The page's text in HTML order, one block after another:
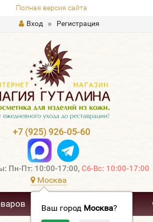
Полная версия сайта
Вход
Регистрация
+7 (925) 926-05-60
Пн-Пт: 10:00-17:00, Сб-Вс: 10:00-17:00
Москва
Ваш город Москва?